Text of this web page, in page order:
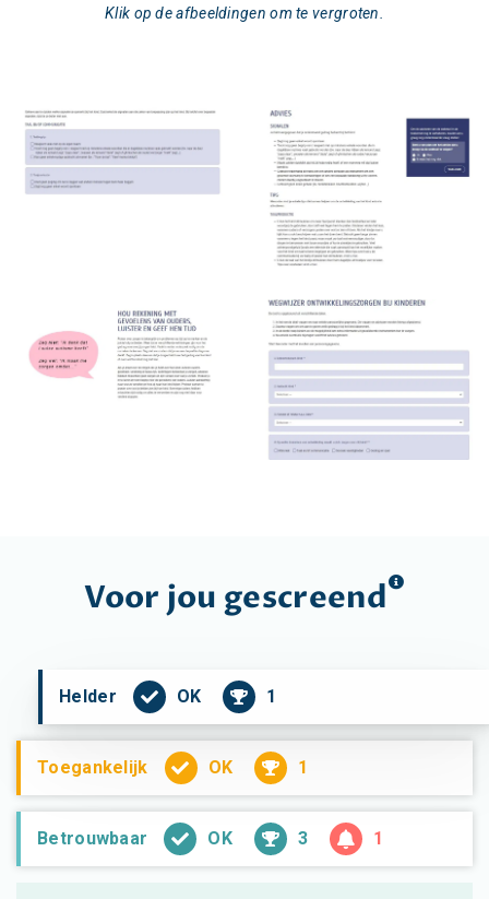
Klik op de afbeeldingen om te vergroten.
Voor jou gescreend
Helder OK 1
Toegankelijk OK 1
Betrouwbaar OK 3 1